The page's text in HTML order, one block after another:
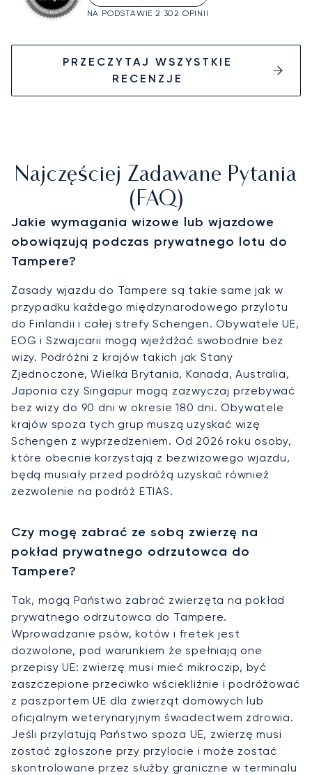
NA PODSTAWIE 2 302 OPINII
PRZECZYTAJ WSZYSTKIE
RECENZJE
Najczęściej Zadawane Pytania
(FAQ)
Jakie wymagania wizowe lub wjazdowe
obowiązują podczas prywatnego lotu do
Tampere?
Zasady wjazdu do Tampere są takie same jak w
przypadku każdego międzynarodowego przylotu
do Finlandii i całej strefy Schengen. Obywatele UE,
EOG i Szwajcarii mogą wjeżdżać swobodnie bez
wizy. Podróżni z krajów takich jak Stany
Zjednoczone, Wielka Brytania, Kanada, Australia,
Japonia czy Singapur mogą zazwyczaj przebywać
bez wizy do 90 dni w okresie 180 dni. Obywatele
krajów spoza tych grup muszą uzyskać wizę
Schengen z wyprzedzeniem. Od 2026 roku osoby,
które obecnie korzystają z bezwizowego wjazdu,
będą musiały przed podróżą uzyskać również
zezwolenie na podróż ETIAS.
Czy mogę zabrać ze sobą zwierzę na
pokład prywatnego odrzutowca do
Tampere?
Tak, mogą Państwo zabrać zwierzęta na pokład
prywatnego odrzutowca do Tampere.
Wprowadzanie psów, kotów i fretek jest
dozwolone, pod warunkiem że spełniają one
przepisy UE: zwierzę musi mieć mikroczip, być
zaszczepione przeciwko wściekliźnie i podróżować
z paszportem UE dla zwierząt domowych lub
oficjalnym weterynaryjnym świadectwem zdrowia.
Jeśli przylatują Państwo spoza UE, zwierzę musi
zostać zgłoszone przy przylocie i może zostać
skontrolowane przez służby graniczne w terminalu